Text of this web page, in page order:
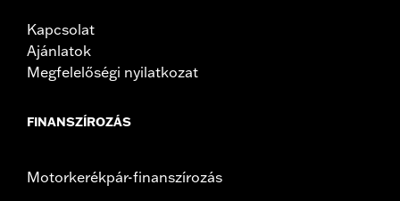
Kapcsolat
Ajánlatok
Megfelelőségi nyilatkozat
FINANSZÍROZÁS
Motorkerékpár-finanszírozás